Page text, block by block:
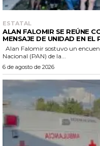
ESTATAL
ALAN FALOMIR SE REÚNE
MENSAJE DE UNIDAD EN EL
Nacional (PAN) de la...
6 de agosto de 2026